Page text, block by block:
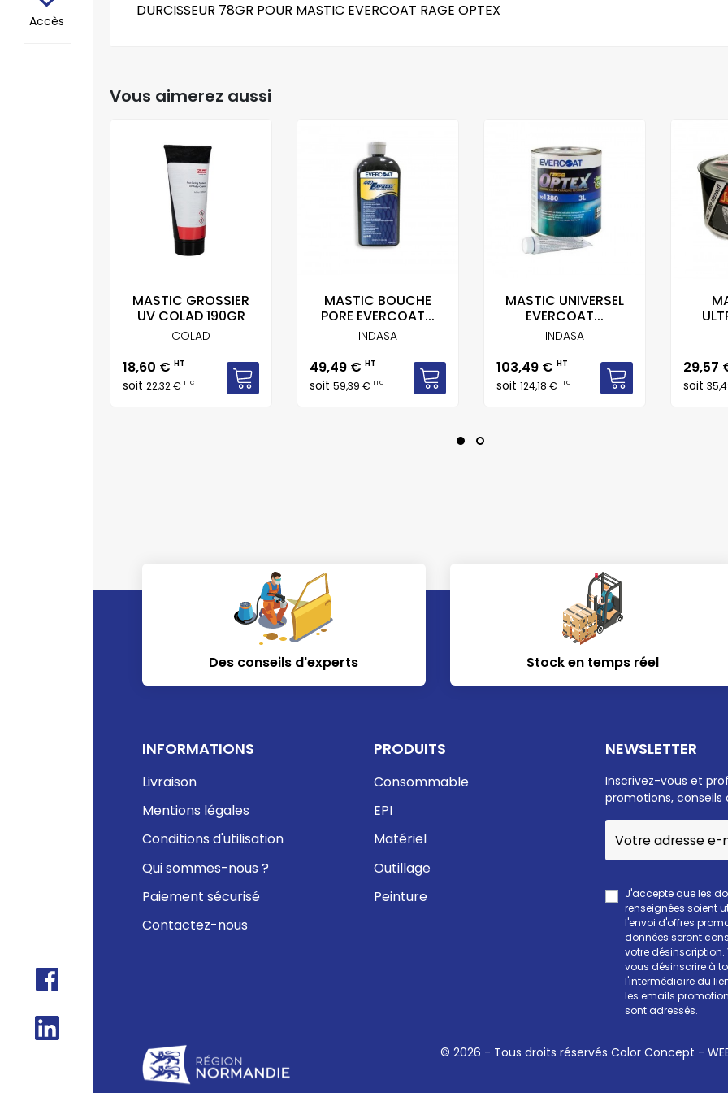
DURCISSEUR 78GR POUR MASTIC EVERCOAT RAGE OPTEX
Vous aimerez aussi
MASTIC GROSSIER
UV COLAD 190GR
COLAD
Prix
18,60 € HT
soit 22,32 €TTC
MASTIC BOUCHE
PORE EVERCOAT...
INDASA
Prix
49,49 € HT
soit 59,39 €TTC
MASTIC UNIVERSEL
EVERCOAT...
INDASA
Prix
103,49 € HT
soit 124,18 €TTC
Prix
29,57
soit
Des conseils d'experts Stock en temps réel
INFORMATIONS
Livraison
Mentions légales
Conditions d'utilisation
Qui sommes-nous ?
Paiement sécurisé
Contactez-nous
PRODUITS
Consommable
EPI
Matériel
Outillage
Peinture
NEWSLETTER
Inscrivez-vous et
promotions, conseils
J'accepte que les
renseignées soient
l'envoi d'offres
données seront
votre désinscription.
vous désinscrire à
l'intermédiaire du
les emails
sont adressés.
© 2026 - Tous droits réservés Color Concept -
Accès